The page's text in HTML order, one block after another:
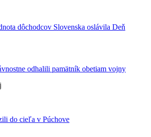
dôchodcov Slovenska oslávila Deň
odhalili pamätník obetiam vojny
do cieľa v Púchove